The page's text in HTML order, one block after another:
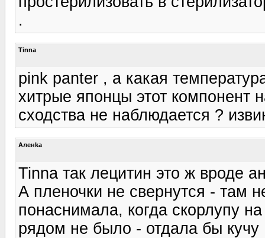
.
Tinna
pink panter , а какая
хитрые японцы этот компонент
сходства не наблюдается ?
Аленka
Tinna так лецитин это ж вроде
А пленочки не свернутся - там
понаснимала, когда скорлупу
рядом не было - отдала бы кучу